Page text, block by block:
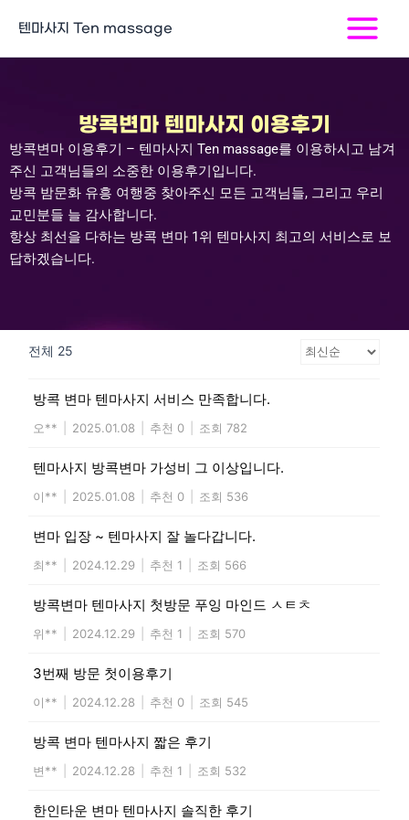
츠
뛰
기
텐마사지 Ten massage
Main
Menu
방콕변마 텐마사지 이용후기
방콕변마 이용후기 – 텐마사지 Ten massage를 이용하시고 남겨
주신 고객님들의 소중한 이용후기입니다.
방콕 밤문화 유흥 여행중 찾아주신 모든 고객님들, 그리고 우리
교민분들 늘 감사합니다.
항상 최선을 다하는 방콕 변마 1위 텐마사지 최고의 서비스로 보
답하겠습니다.
전체 25
방콕 변마 텐마사지 서비스 만족합니다.
오** 2025.01.08 추천 0 조회 782
텐마사지 방콕변마 가성비 그 이상입니다.
이** 2025.01.08 추천 0 조회 536
변마 입장 ~ 텐마사지 잘 놀다갑니다.
최** 2024.12.29 추천 1 조회 566
방콕변마 텐마사지 첫방문 푸잉 마인드 ㅅㅌㅊ
위** 2024.12.29 추천 1 조회 570
3번째 방문 첫이용후기
이** 2024.12.28 추천 0 조회 545
방콕 변마 텐마사지 짧은 후기
변** 2024.12.28 추천 1 조회 532
한인타운 변마 텐마사지 솔직한 후기